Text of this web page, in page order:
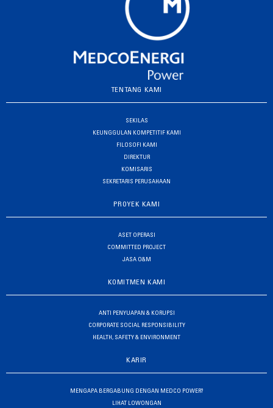
TENTANG KAMI
SEKILAS
KEUNGGULAN KOMPETITIF KAMI
FILOSOFI KAMI
DIREKTUR
KOMISARIS
SEKRETARIS PERUSAHAAN
PROYEK KAMI
ASET OPERASI
COMMITTED PROJECT
JASA O&M
KOMITMEN KAMI
ANTI PENYUAPAN & KORUPSI
CORPORATE SOCIAL RESPONSIBILITY
HEALTH, SAFETY & ENVIRONMENT
KARIR
MENGAPA BERGABUNG DENGAN MEDCO POWER?
LIHAT LOWONGAN